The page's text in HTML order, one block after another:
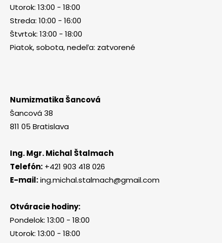
Utorok: 13:00 - 18:00
Streda: 10:00 - 16:00
Štvrtok: 13:00 - 18:00
Piatok, sobota, nedeľa: zatvorené
Numizmatika Šancová
Šancová 38
811 05 Bratislava
Ing. Mgr. Michal Štalmach
Telefón: +421 903 418 026
E-mail:ing.michal.stalmach@gmail.com
Otváracie hodiny:
Pondelok: 13:00 - 18:00
Utorok: 13:00 - 18:00